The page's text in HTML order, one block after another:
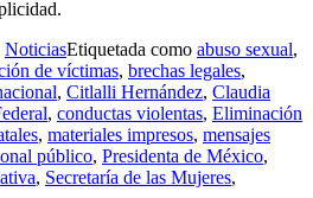
NoticiasEtiquetada como abuso sexual,
de víctimas, brechas legales,
, Citlalli Hernández, Claudia
, conductas violentas, Eliminación
, materiales impresos, mensajes
público, Presidenta de México,
, Secretaría de las Mujeres,